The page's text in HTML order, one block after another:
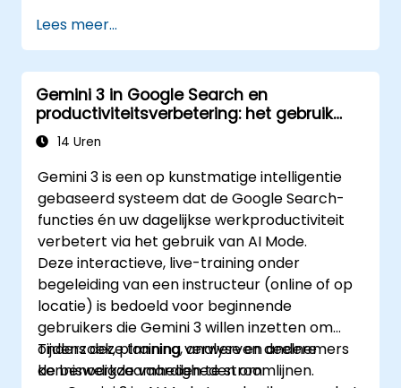
Lees meer...
Gemini 3 in Google Search en
productiviteitsverbetering: het gebruik
van AI Mode voor efficiënt werken
14 Uren
Gemini 3 is een op kunstmatige intelligentie
gebaseerd systeem dat de Google Search-
functies én uw dagelijkse werkproductiviteit
verbetert via het gebruik van AI Mode.
Deze interactieve, live-training onder
begeleiding van een instructeur (online of op
locatie) is bedoeld voor beginnende
gebruikers die Gemini 3 willen inzetten om
onderzoek, planning, analyse en andere
kenniswerkzaamheden te stroomlijnen.
Tijdens deze training verwerven deelnemers
de benodigde vaardigheden om: